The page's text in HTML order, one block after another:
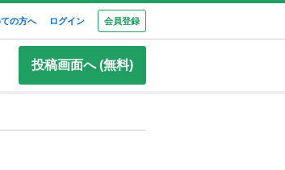
の方へ ログイン 会員登録
投稿画面へ (無料)